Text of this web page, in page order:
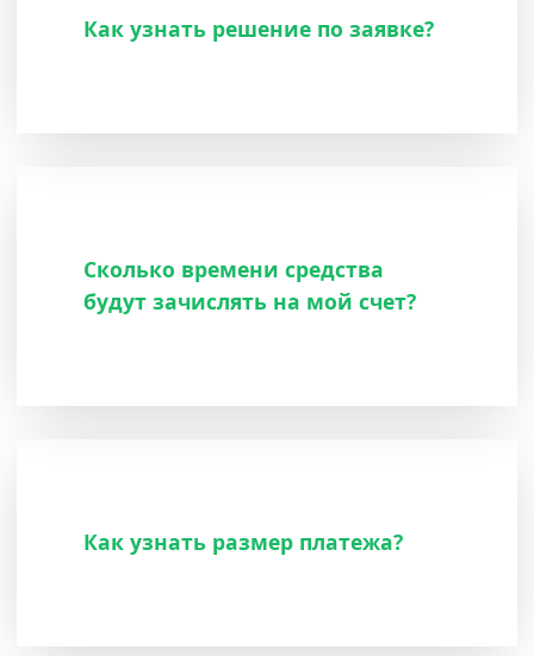
Как узнать решение по заявке?
Сколько времени средства
будут зачислять на мой счет?
Как узнать размер платежа?